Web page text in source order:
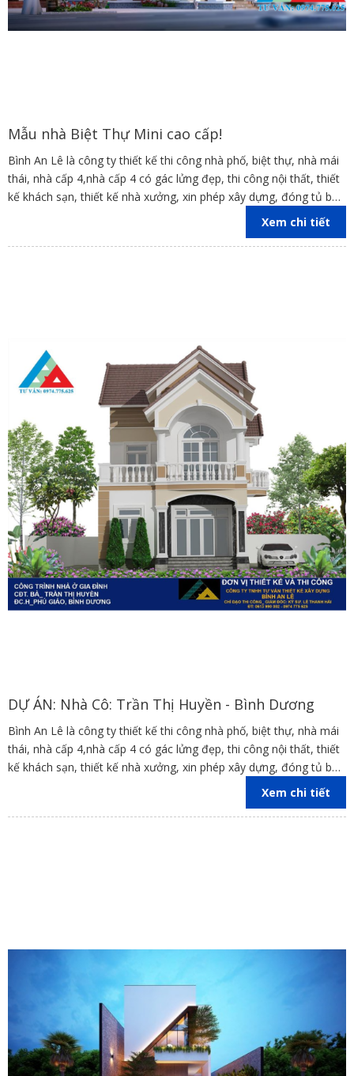
Mẫu nhà Biệt Thự Mini cao cấp!
Bình An Lê là công ty thiết kế thi công nhà phố, biệt thự, nhà mái
thái, nhà cấp 4,nhà cấp 4 có gác lửng đẹp, thi công nội thất, thiết
kế khách sạn, thiết kế nhà xưởng, xin phép xây dựng, đóng tủ bếp
trên địa bàn các tỉnh Đồng Nai, Bình Dương, TP Hồ Chí Minh,
Xem chi tiết
DỰ ÁN: Nhà Cô: Trần Thị Huyền - Bình Dương
Bình An Lê là công ty thiết kế thi công nhà phố, biệt thự, nhà mái
thái, nhà cấp 4,nhà cấp 4 có gác lửng đẹp, thi công nội thất, thiết
kế khách sạn, thiết kế nhà xưởng, xin phép xây dựng, đóng tủ bếp
trên địa bàn các tỉnh Đồng Nai, Bình Dương, TP Hồ Chí Minh,
Xem chi tiết